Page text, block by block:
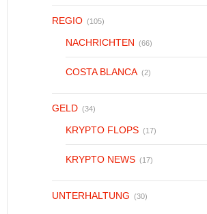
REGIO (105)
NACHRICHTEN (66)
COSTA BLANCA (2)
GELD (34)
KRYPTO FLOPS (17)
KRYPTO NEWS (17)
UNTERHALTUNG (30)